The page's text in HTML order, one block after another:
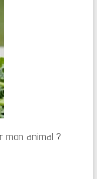
mon animal ?